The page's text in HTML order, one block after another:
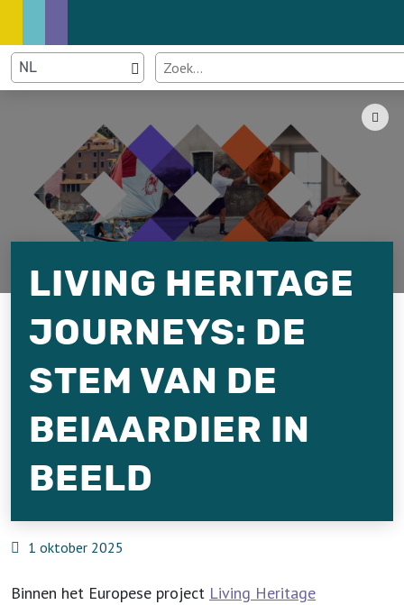
LIVING HERITAGE
JOURNEYS: DE
STEM VAN DE
BEIAARDIER IN
BEELD
1 oktober 2025
Binnen het Europese project Living Heritage